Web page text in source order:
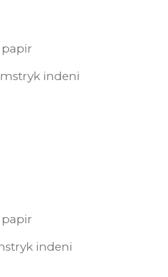
papir
indeni
papir
indeni